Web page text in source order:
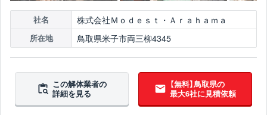
社名 株式会社Ｍｏｄｅｓｔ・Ａｒａｈａｍａ
所在地 鳥取県米子市両三柳4345
この解体業者の
詳細を見る
【無料】鳥取県の
最大6社に見積依頼